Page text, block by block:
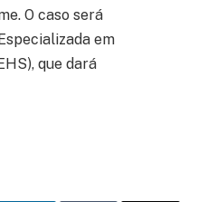
O caso será
em
que dará